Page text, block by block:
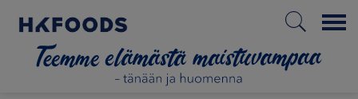
Menu
ETUSIVU